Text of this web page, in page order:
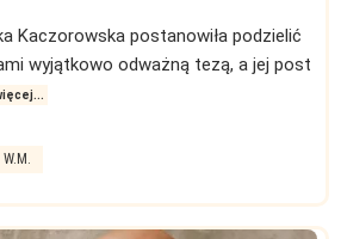
Kaczorowska postanowiła podzielić
wyjątkowo odważną tezą, a jej post
W.M.